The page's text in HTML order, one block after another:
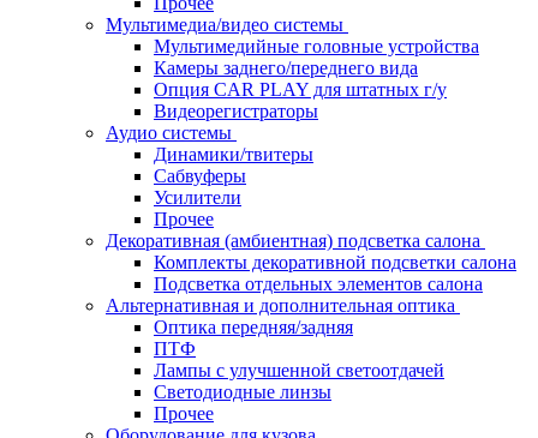
Мультимедиа/видео системы
Мультимедийные головные устройства
Камеры заднего/переднего вида
Опция CAR PLAY для штатных г/у
Видеорегистраторы
Аудио системы
Динамики/твитеры
Сабвуферы
Усилители
Прочее
Декоративная (амбиентная) подсветка салона
Комплекты декоративной подсветки салона
Подсветка отдельных элементов салона
Альтернативная и дополнительная оптика
Оптика передняя/задняя
ПТФ
Лампы с улучшенной светоотдачей
Светодиодные линзы
Прочее